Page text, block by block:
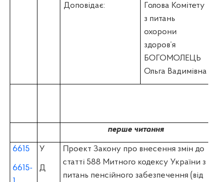
Доповідає:
Голова Комітету
з питань
охорони
здоров’я
БОГОМОЛЕЦЬ
Ольга Вадимівна
перше читання
6615
6615-
У
Д
Проект Закону про внесення змін до
статті 588 Митного кодексу України з
питань пенсійного забезпечення (вiд